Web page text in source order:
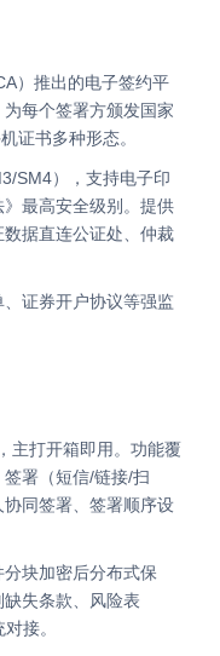
）推出的电子签约平
每个签署方颁发国家
证书多种形态。
SM4），支持电子印
最高安全级别。提供
据直连公证处、仲裁
、证券开户协议等强监
主打开箱即用。功能覆
署（短信/链接/扫
同签署、签署顺序设
分块加密后分布式保
失条款、风险表
接。